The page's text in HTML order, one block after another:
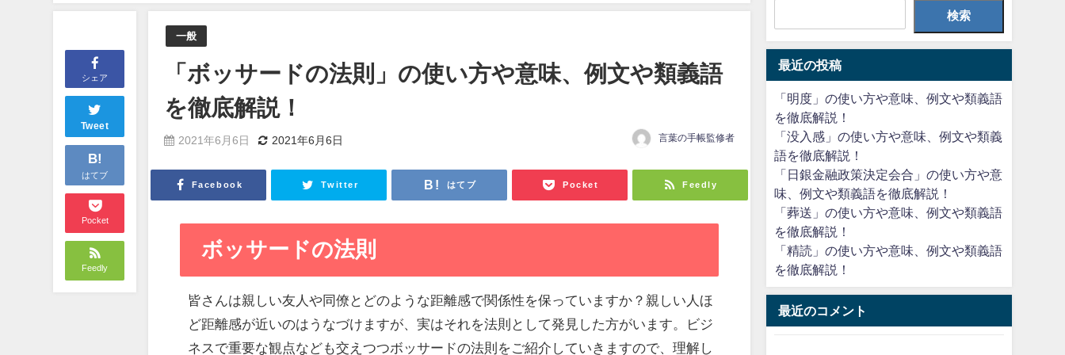
シェア
Tweet
B!
はてブ
Pocket
Feedly
一般
「ボッサードの法則」の使い方や意味、例文や類義語
を徹底解説！
2021年6月6日 2021年6月6日 言葉の手帳監修者
Facebook Twitter はてブ Pocket Feedly
ボッサードの法則
皆さんは親しい友人や同僚とどのような距離感で関係性を保っていますか？親しい人ほ
ど距離感が近いのはうなづけますが、実はそれを法則として発見した方がいます。ビジ
ネスで重要な観点なども交えつつボッサードの法則をご紹介していきますので、理解し
検索
最近の投稿
「明度」の使い方や意味、例文や類義語
を徹底解説！
「没入感」の使い方や意味、例文や類義
語を徹底解説！
「日銀金融政策決定会合」の使い方や意
味、例文や類義語を徹底解説！
「葬送」の使い方や意味、例文や類義語
を徹底解説！
「精読」の使い方や意味、例文や類義語
を徹底解説！
最近のコメント